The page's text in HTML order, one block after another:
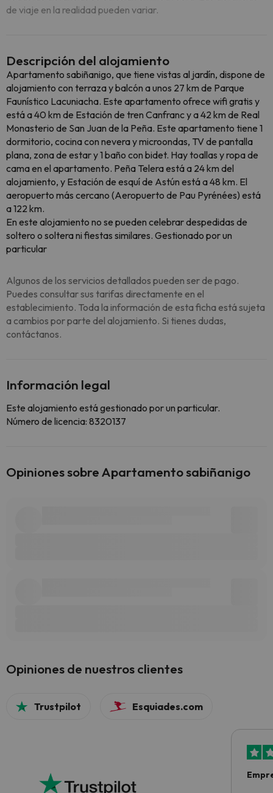
de viaje en la realidad pueden variar.
Descripción del alojamiento
Apartamento sabiñanigo, que tiene vistas al jardín, dispone de
alojamiento con terraza y balcón a unos 27 km de Parque
Faunístico Lacuniacha. Este apartamento ofrece wifi gratis y
está a 40 km de Estación de tren Canfranc y a 42 km de Real
Monasterio de San Juan de la Peña. Este apartamento tiene 1
dormitorio, cocina con nevera y microondas, TV de pantalla
plana, zona de estar y 1 baño con bidet. Hay toallas y ropa de
cama en el apartamento. Peña Telera está a 24 km del
alojamiento, y Estación de esquí de Astún está a 48 km. El
aeropuerto más cercano (Aeropuerto de Pau Pyrénées) está
a 122 km.
En este alojamiento no se pueden celebrar despedidas de
soltero o soltera ni fiestas similares. Gestionado por un
particular
Algunos de los servicios detallados pueden ser de pago.
Puedes consultar sus tarifas directamente en el
establecimiento. Toda la información de esta ficha está sujeta
a cambios por parte del alojamiento. Si tienes dudas,
contáctanos.
Información legal
Este alojamiento está gestionado por un particular.
Número de licencia: 8320137
Opiniones sobre Apartamento sabiñanigo
Opiniones de nuestros clientes
Trustpilot Esquiades.com